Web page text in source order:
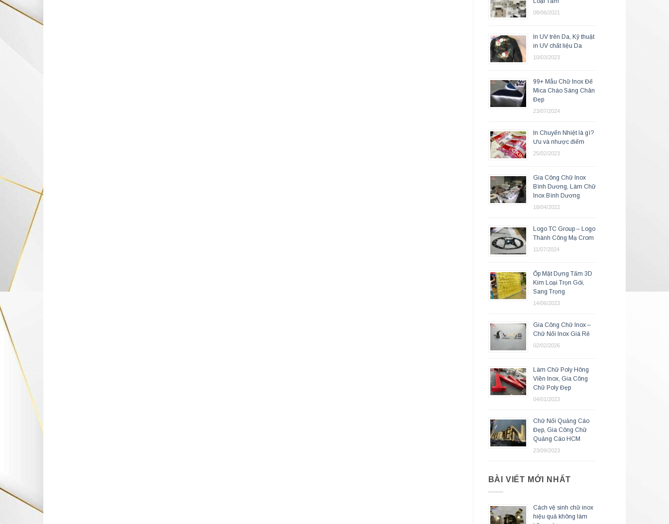
08/06/2021
In UV trên Da, Kỹ thuật
in UV chất liệu Da
10/03/2023
99+ Mẫu Chữ Inox Đế
Mica Cháo Sáng Chân
Đẹp
23/07/2024
In Chuyển Nhiệt là gì?
Ưu và nhược điểm
25/02/2023
Gia Công Chữ Inox
Bình Dương, Làm Chữ
Inox Bình Dương
18/04/2022
Logo TC Group – Logo
Thành Công Mạ Crom
11/07/2024
Ốp Mặt Dựng Tấm 3D
Kim Loại Trọn Gói,
Sang Trọng
14/06/2023
Gia Công Chữ Inox –
Chữ Nổi Inox Giá Rẻ
02/02/2026
Làm Chữ Poly Hông
Viền Inox, Gia Công
Chữ Poly Đẹp
04/01/2023
Chữ Nổi Quảng Cáo
Đẹp, Gia Công Chữ
Quảng Cáo HCM
23/09/2023
BÀI VIẾT MỚI NHẤT
Cách vệ sinh chữ inox
hiệu quả không làm